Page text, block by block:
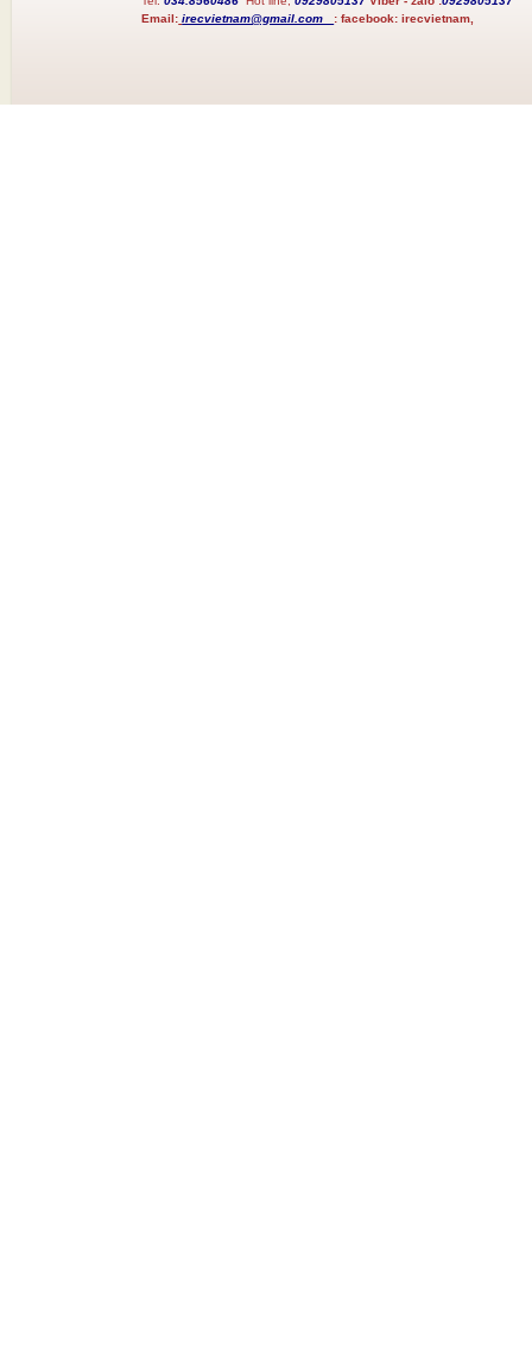
Email: irecvietnam@gmail.com :facebook: irecvietnam,